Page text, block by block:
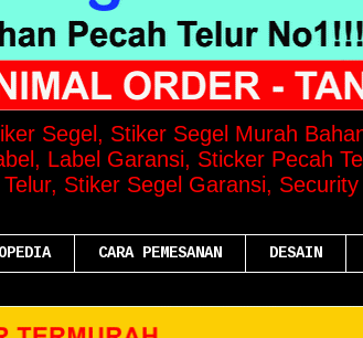
Segel, Stiker Segel Murah
Label Garansi, Sticker Pecah
Stiker Segel Garansi,
CARA PEMESANAN DESAIN